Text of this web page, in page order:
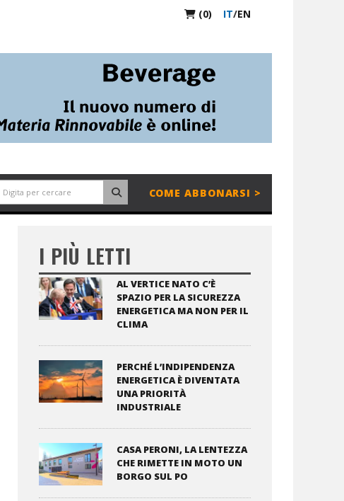
(0) IT/EN
COME ABBONARSI >
I PIÙ LETTI
AL VERTICE NATO C’È
SPAZIO PER LA SICUREZZA
ENERGETICA MA NON PER IL
CLIMA
PERCHÉ L’INDIPENDENZA
ENERGETICA È DIVENTATA
UNA PRIORITÀ
INDUSTRIALE
CASA PERONI, LA LENTEZZA
CHE RIMETTE IN MOTO UN
BORGO SUL PO